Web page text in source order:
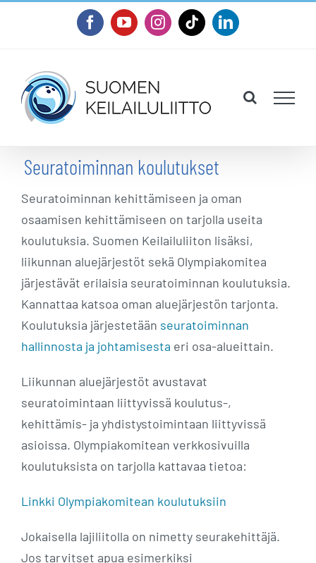
FacebookYouTubeInstagram
TiktokLinkedIn
Seuratoiminnan koulutukset
Seuratoiminnan kehittämiseen ja oman
osaamisen kehittämiseen on tarjolla useita
koulutuksia. Suomen Keilailuliiton lisäksi,
liikunnan aluejärjestöt sekä Olympiakomitea
järjestävät erilaisia seuratoiminnan koulutuksia.
Kannattaa katsoa oman aluejärjestön tarjonta.
Koulutuksia järjestetään seuratoiminnan
hallinnosta ja johtamisesta eri osa-alueittain.
Liikunnan aluejärjestöt avustavat
seuratoimintaan liittyvissä koulutus-,
kehittämis- ja yhdistystoimintaan liittyvissä
asioissa. Olympiakomitean verkkosivuilla
koulutuksista on tarjolla kattavaa tietoa:
Linkki Olympiakomitean koulutuksiin
Jokaisella lajiliitolla on nimetty seurakehittäjä.
Jos tarvitset apua esimerkiksi